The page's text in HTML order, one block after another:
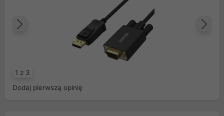
1 z 3
Poprzedni
Dodaj pierwszą opinię